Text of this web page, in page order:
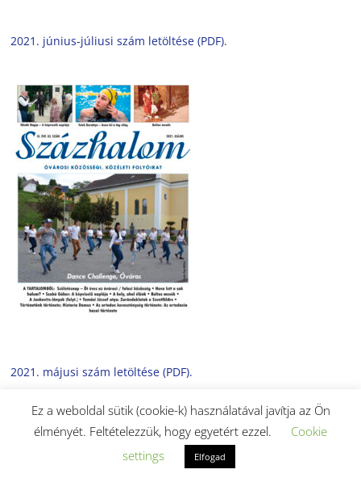
2021. június-júliusi szám letöltése (PDF).
2021. májusi szám letöltése (PDF).
Ez a weboldal sütik (cookie-k) használatával javítja az Ön
élményét. Feltételezzük, hogy egyetért ezzel.
Cookie
settings
Elfogad